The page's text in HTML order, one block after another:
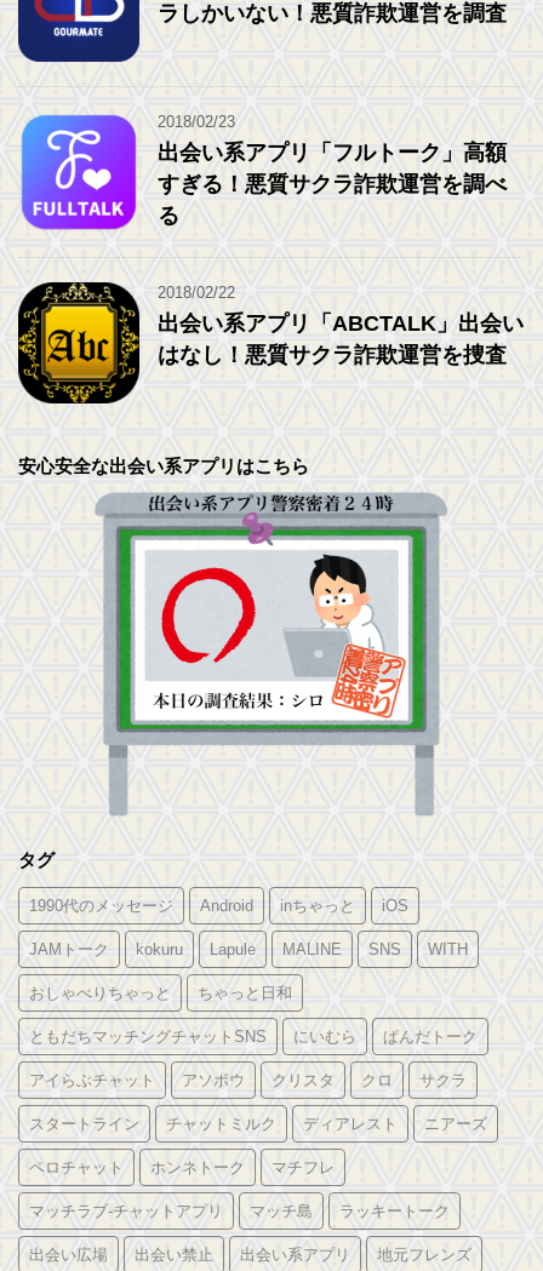
ラしかいない！悪質詐欺運営を調査
2018/02/23
出会い系アプリ「フルトーク」高額
すぎる！悪質サクラ詐欺運営を調べ
る
2018/02/22
出会い系アプリ「ABCTALK」出会い
はなし！悪質サクラ詐欺運営を捜査
安心安全な出会い系アプリはこちら
タグ
1990代のメッセージ Android inちゃっと iOS
JAMトーク kokuru Lapule MALINE SNS WITH
おしゃべりちゃっと ちゃっと日和
ともだちマッチングチャットSNS にいむら ぱんだトーク
アイらぶチャット アソボウ クリスタ クロ サクラ
スタートライン チャットミルク ディアレスト ニアーズ
ペロチャット ホンネトーク マチフレ
マッチラブ-チャットアプリ マッチ島 ラッキートーク
出会い広場 出会い禁止 出会い系アプリ 地元フレンズ